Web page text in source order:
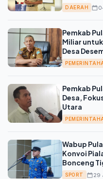
DAERAH
Pemkab
Miliar
Desa
Pemkab
Desa,
Utara
Wabup
Konvoi
Bonceng
SPORT 29